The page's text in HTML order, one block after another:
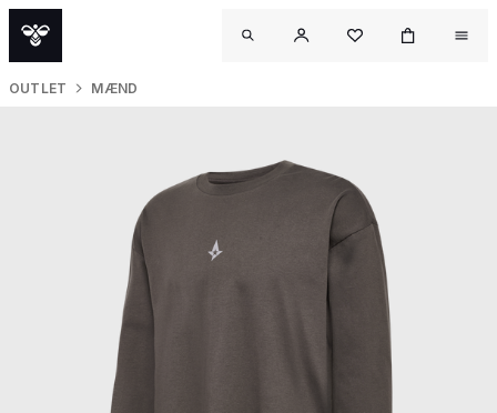
OUTLET MÆND